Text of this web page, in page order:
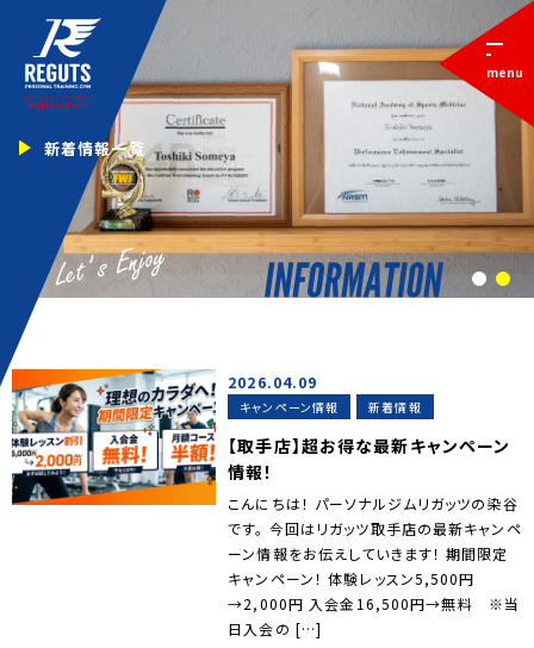
新着情報一覧
1 2
menu
2026.04.09
キャンペーン情報 新着情報
【取手店】超お得な最新キャンペーン
情報！
こんにちは！ パーソナルジムリガッツの染谷
です。 今回はリガッツ取手店の最新キャンペ
ーン情報をお伝えしていきます！ 期間限定
キャンペーン！ 体験レッスン5,500円
→2,000円 入会金16,500円→無料 ※当
日入会の […]